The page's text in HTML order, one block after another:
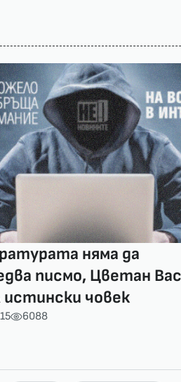
няма да
писмо, Цветан
истински човек
6088